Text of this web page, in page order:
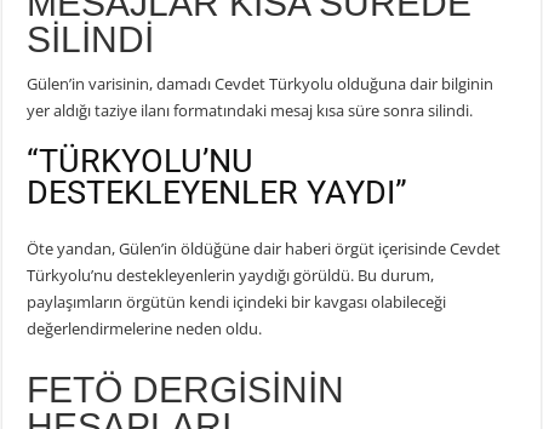
SİLİNDİ
Gülen’in varisinin, damadı Cevdet Türkyolu olduğuna dair bilginin
yer aldığı taziye ilanı formatındaki mesaj kısa süre sonra silindi.
“TÜRKYOLU’NU
DESTEKLEYENLER YAYDI”
Öte yandan, Gülen’in öldüğüne dair haberi örgüt içerisinde Cevdet
Türkyolu’nu destekleyenlerin yaydığı görüldü. Bu durum,
paylaşımların örgütün kendi içindeki bir kavgası olabileceği
değerlendirmelerine neden oldu.
FETÖ DERGİSİNİN